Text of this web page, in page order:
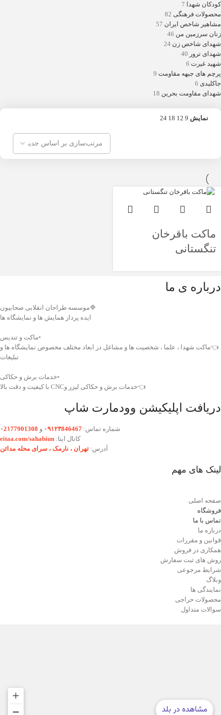
کودکان شهدا 7
محصولات فرهنگی 82
مشاهیر شاخص ایران 57
زنان سرزمین من 46
شهدای شاخص زن 24
شهدای ترور 40
شهید غیرت 6
پرچم های جبهه مقاومت 9
جاکلیدی 6
شهدای مقاومت بحرین 18
نمایش 9
12
18
24
ماکت باقرخان
تنگستانی
درباره ی ما
🔷موسسه طراحان انقلابی صحابیون
ایده پرداز همایش ها و نمایشگاه ها
▫️ماکت و تندیس
👈ماکت شهدا ، علما ، شخصیت ها و مشاغل در ابعاد مختلف مخصوص نمایشگاه ها و
تبلیغات
▫️خدمات برش و حکاکی
👈خدمات برش و حکاکی لیزر وCNC با کیفیت و دقت بالا
دریافت اپلیکیشن وودمارت شاپ
شماره تماس: ۰۹۱۲۳846467 و ۰2۱77901308
کانال ایتا: eitaa.com/sahabiun
آدرس: تهران ،‌ نارمک ، سرای محله مدائن
لینک های مهم
صفحه اصلی
فروشگاه
تماس با ما
درباره ما
قوانین و مقررات
همکاری در فروش
روش های ثبت سفارش
شرایط مرجوعی
وبلاگ
نمایندگی ها
محصولات حراجی
سوالات متداول